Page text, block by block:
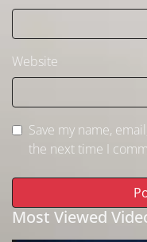
Website
Save my name,
the next time I
Most Viewed